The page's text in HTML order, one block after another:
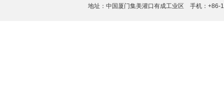
地址：中国厦门集美灌口有成工业区 手机：